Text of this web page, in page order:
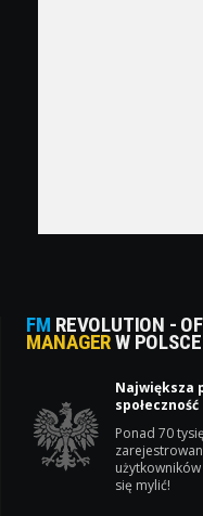
FM REVOLUTION -
MANAGERW POLSCE
Największa
społeczność
Ponad 70
się mylić!